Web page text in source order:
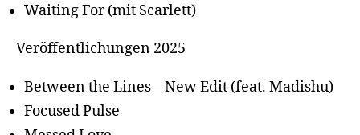
Waiting For (mit Scarlett)
Veröffentlichungen 2025
Between the Lines – New Edit (feat. Madishu)
Focused Pulse